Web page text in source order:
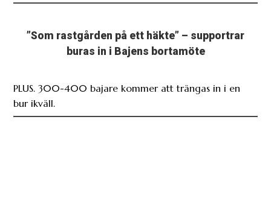
”Som rastgården på ett häkte” – supportrar
PLUS. 300-400 bajare kommer att trängas in i en